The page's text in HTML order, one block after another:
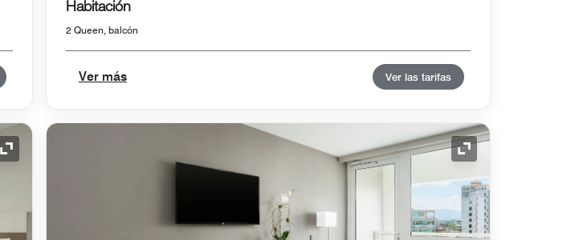
Habitación
2 Queen, balcón
Ver más Ver las tarifas
Icono de expansión Icono de expansión